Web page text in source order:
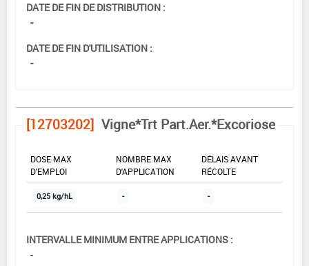
DATE DE FIN DE DISTRIBUTION :
-
DATE DE FIN D'UTILISATION :
-
[12703202] Vigne*Trt Part.Aer.*Excoriose
DOSE MAX
D'EMPLOI
NOMBRE MAX
D'APPLICATION
DÉLAIS AVANT
RÉCOLTE
0,25 kg/hL - -
INTERVALLE MINIMUM ENTRE APPLICATIONS :
-